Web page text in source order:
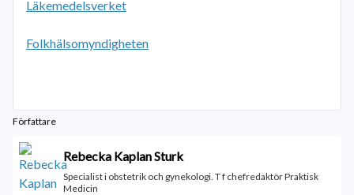
Läkemedelsverket
Folkhälsomyndigheten
Författare
Rebecka Kaplan Sturk
Specialist i obstetrik och gynekologi. T f chefredaktör Praktisk
Medicin